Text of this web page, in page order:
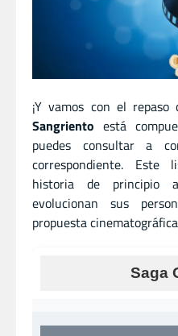
¡Y vamos con el repaso
Sangriento está
puedes consultar a
correspondiente.
historia de principio
evolucionan sus
propuesta
Saga